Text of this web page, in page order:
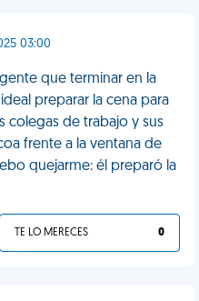
03:00
que terminar en la
preparar la cena para
colegas de trabajo y sus
frente a la ventana de
quejarme: él preparó la
TE LO MERECES 0